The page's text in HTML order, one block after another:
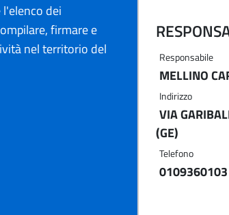
dei
firmare e
nel territorio del
Responsabile
MELLINO
Indirizzo
VIA
(GE)
Telefono
0109360103